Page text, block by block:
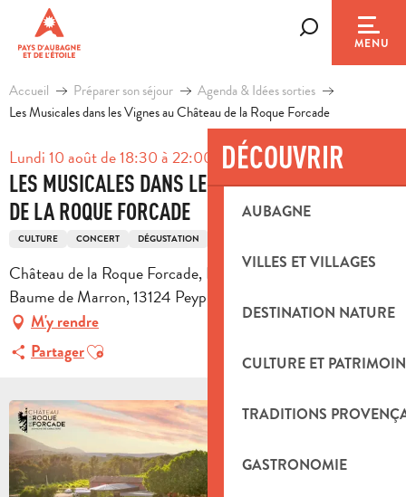
contenu
principal
MENU
DÉCOUVRIR
AUBAGNE
VILLES ET VILLAGES
DESTINATION NATURE
CULTURE ET
TRADITIONS
GASTRONOMIE
Accueil Préparer son séjour
Agenda & Idées sorties
Les Musicales dans les Vignes au Château de la Roque Forcade
Lundi 10 août de 18:30 à 22:00
LES MUSICALES DANS LES VIGNES AU CHÂTEAU
DE LA ROQUE FORCADE
CULTURE CONCERT DÉGUSTATION
Château de la Roque Forcade, LA DORIA RDN 8, Lieu dit
Baume de Marron, 13124 Peypin
M'y rendre
PartagerAjouter aux favoris